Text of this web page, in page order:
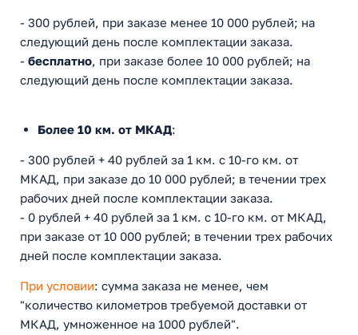
- 300 рублей, при заказе менее 10 000 рублей; на
следующий день после комплектации заказа.
- бесплатно, при заказе более 10 000 рублей; на
следующий день после комплектации заказа.
Более 10 км. от МКАД:
- 300 рублей + 40 рублей за 1 км. с 10-го км. от
МКАД, при заказе до 10 000 рублей; в течении трех
рабочих дней после комплектации заказа.
- 0 рублей + 40 рублей за 1 км. с 10-го км. от МКАД,
при заказе от 10 000 рублей; в течении трех рабочих
дней после комплектации заказа.
При условии: сумма заказа не менее, чем
"количество километров требуемой доставки от
МКАД, умноженное на 1000 рублей".